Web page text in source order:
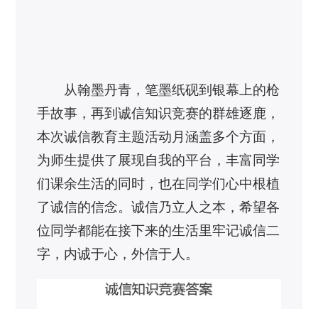
从翰墨丹青，笔墨纸砚到银幕上的枪
手故事，再到诚信知识竞赛的群雄逐鹿，
本次诚信教育主题活动月涵盖多个方面，
为师生提供了展现自我的平台，丰富同学
们课余生活的同时，也在同学们心中根植
了诚信的信念。诚信乃立人之本，希望各
位同学都能在接下来的生活里牢记诚信二
字，内诚于心，外信于人。